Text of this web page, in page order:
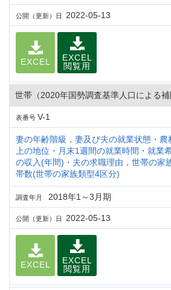
公開（更新）日 2022-05-13
EXCEL
EXCEL
閲覧用
世帯（2020年国勢調査基準人口による補
表番号 V-1
妻の年齢階級，妻及び夫の就業状態・
上の地位・月末1週間の就業時間・就業
の収入(年間)・夫の求職理由，世帯の家
帯数(世帯の家族類型4区分)
調査年月 2018年1～3月期
公開（更新）日 2022-05-13
EXCEL
EXCEL
閲覧用